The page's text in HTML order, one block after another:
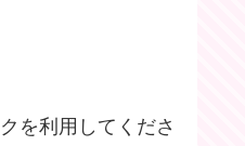
を利用してくださ